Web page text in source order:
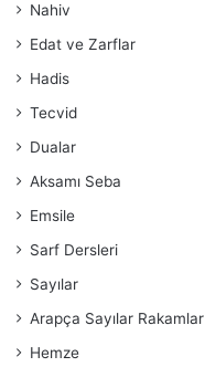
Nahiv
Edat ve Zarflar
Hadis
Tecvid
Dualar
Aksamı Seba
Emsile
Sarf Dersleri
Sayılar
Arapça Sayılar Rakamlar
Hemze